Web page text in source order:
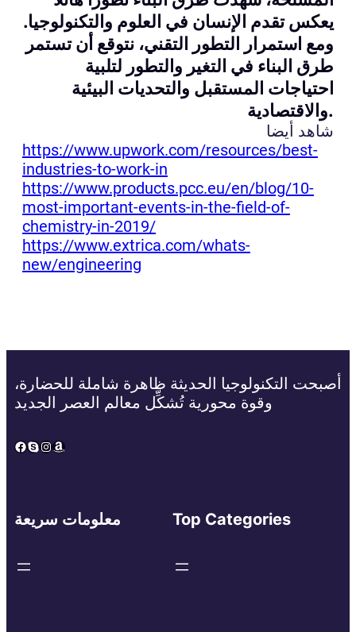
يعكس تقدم الإنسان في العلوم والتكنولوجيا.
ومع استمرار التطور التقني، نتوقع أن تستمر
طرق البناء في التغير والتطور لتلبية
احتياجات المستقبل والتحديات البيئية
والاقتصادية.
شاهد أيضا
https://www.upwork.com/resources/best-
industries-to-work-in
https://www.products.pcc.eu/en/blog/10-
most-important-events-in-the-field-of-
chemistry-in-2019/
https://www.extrica.com/whats-
new/engineering
أصبحت التكنولوجيا الحديثة ظاهرة شاملة للحضارة،
وقوة محورية تُشكِّل معالم العصر الجديد
Facebook
Skype
Instagram
Amazon
معلومات سريعة Top Categories